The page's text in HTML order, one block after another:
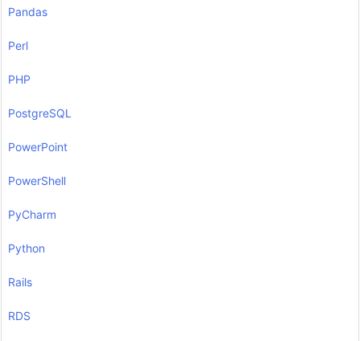
Pandas
Perl
PHP
PostgreSQL
PowerPoint
PowerShell
PyCharm
Python
Rails
RDS